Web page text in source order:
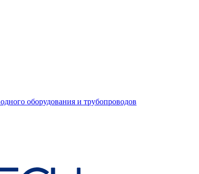
оборудования и трубопроводов